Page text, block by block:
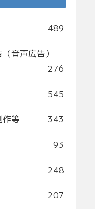
489
音声広告）
276
545
等 343
93
248
207